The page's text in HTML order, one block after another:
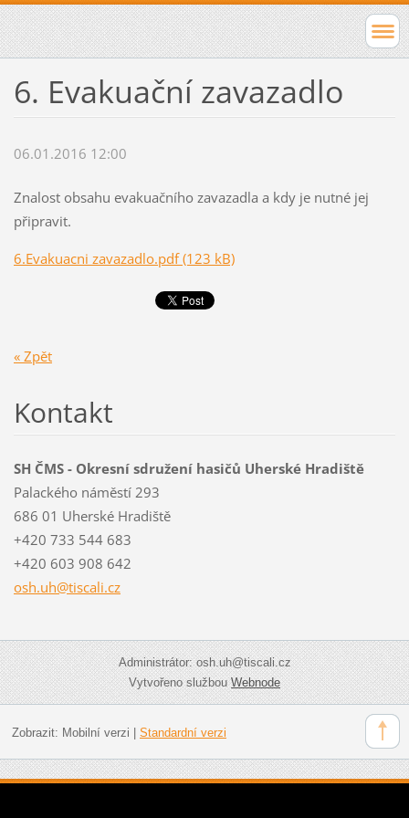
6. Evakuační zavazadlo
06.01.2016 12:00
Znalost obsahu evakuačního zavazadla a kdy je nutné jej
připravit.
6.Evakuacni zavazadlo.pdf (123 kB)
« Zpět
Kontakt
SH ČMS - Okresní sdružení hasičů Uherské Hradiště
Palackého náměstí 293
686 01 Uherské Hradiště
+420 733 544 683
+420 603 908 642
osh.uh@tiscali.cz
Administrátor: osh.uh@tiscali.cz
Vytvořeno službouWebnode
Zobrazit: Mobilní verzi Standardní verzi